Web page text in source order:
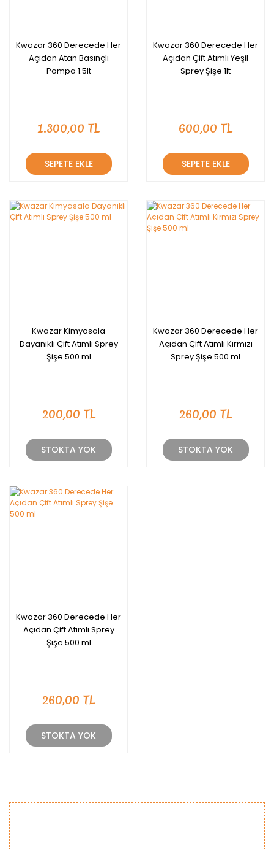
Kwazar 360 Derecede Her
Açıdan Atan Basınçlı
Pompa 1.5lt
1.300,00 TL
SEPETE EKLE
Kwazar 360 Derecede Her
Açıdan Çift Atımlı Yeşil
Sprey Şişe 1lt
600,00 TL
SEPETE EKLE
Kwazar Kimyasala
Dayanıklı Çift Atımlı Sprey
Şişe 500 ml
200,00 TL
STOKTA YOK
Kwazar 360 Derecede Her
Açıdan Çift Atımlı Kırmızı
Sprey Şişe 500 ml
260,00 TL
STOKTA YOK
Kwazar 360 Derecede Her
Açıdan Çift Atımlı Sprey
Şişe 500 ml
260,00 TL
STOKTA YOK